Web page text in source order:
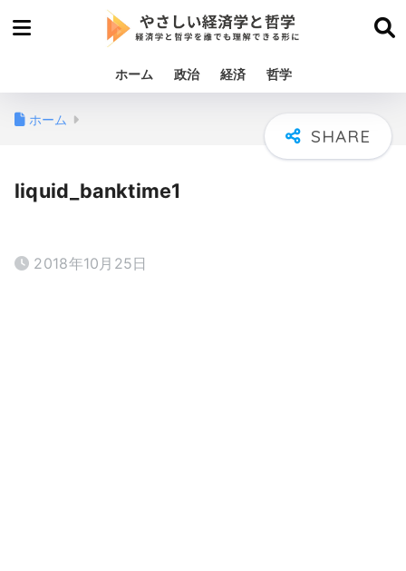
ホーム 政治 経済 哲学
ホーム
liquid_banktime1
2018年10月25日